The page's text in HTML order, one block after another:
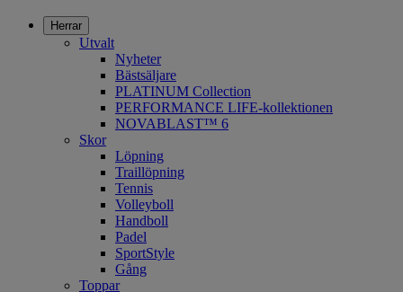
Herrar
Utvalt
Nyheter
Bästsäljare
PLATINUM Collection
PERFORMANCE LIFE-kollektionen
NOVABLAST™ 6
Skor
Löpning
Traillöpning
Tennis
Volleyboll
Handboll
Padel
SportStyle
Gång
Toppar